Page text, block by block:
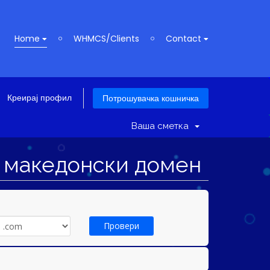
Home WHMCS/Clients Contact
Креирај профил Потрошувачка кошничка
Ваша сметка
македонски домен
Провери